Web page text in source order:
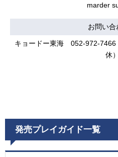
marder
お問い合
キョードー東海 052-972-7466
休）
発売プレイガイド一覧